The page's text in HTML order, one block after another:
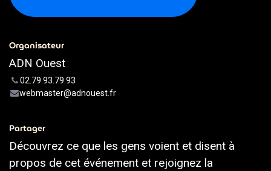
Organisateur
ADN Ouest
02.79.93.79.93
webmaster@adnouest.fr
Partager
Découvrez ce que les gens voient et disent à
propos de cet événement et rejoignez la